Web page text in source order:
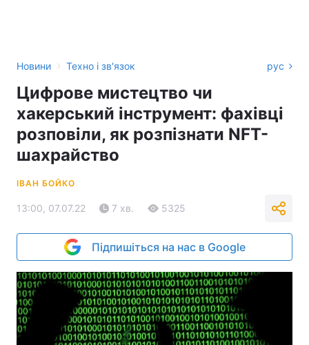
Новини › Техно і зв'язок рус
Цифрове мистецтво чи
хакерський інструмент: фахівці
розповіли, як розпізнати NFT-
шахрайство
ІВАН БОЙКО
13:00, 07.07.22 7 хв. 5325
Підпишіться на нас в Google